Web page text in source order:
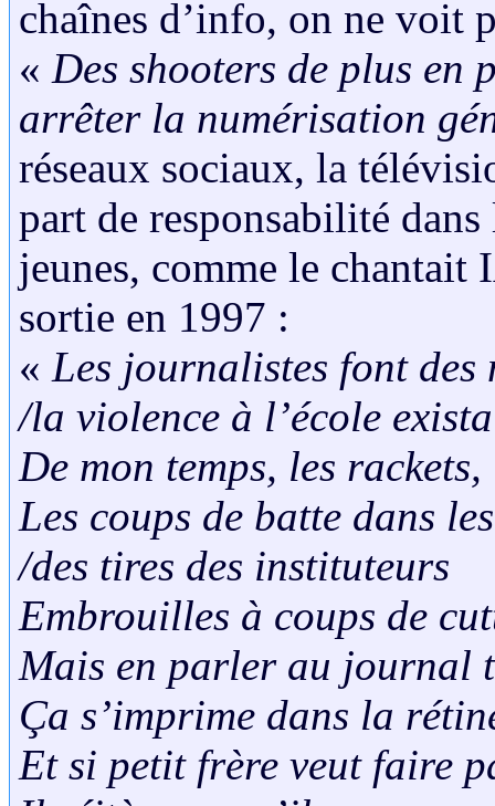
chaînes d’info, on ne voit
« Des shooters de plus en
arrêter la numérisation
réseaux sociaux, la
part de responsabilité
jeunes, comme le chantait
sortie en 1997 :
« Les journalistes font des
/la violence à l’école
De mon temps, les
Les coups de batte dans
/des tires des instituteurs
Embrouilles à coups de
Mais en parler au journal
Ça s’imprime dans la
Et si petit frère veut faire